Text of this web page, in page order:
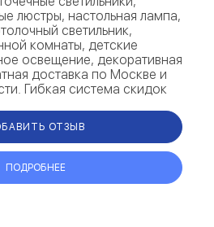
люстры, настольная лампа,
светильник,
комнаты, детские
освещение, декоративная
доставка по Москве и
Гибкая система скидок
ОТЗЫВ
ПОДРОБНЕЕ